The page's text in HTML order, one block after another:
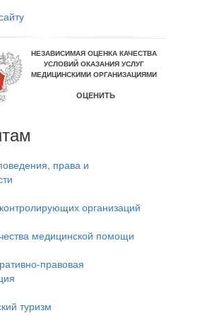
права и
организаций
медицинской помощи
правовая
туризм